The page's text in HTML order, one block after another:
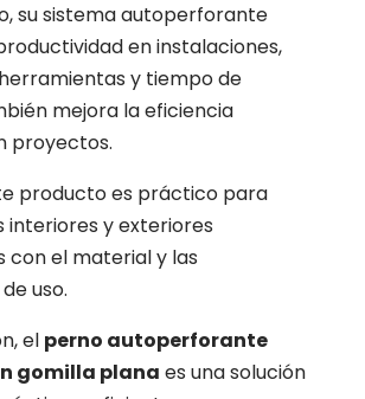
su sistema autoperforante
en instalaciones,
y tiempo de
mejora la eficiencia
proyectos.
producto es práctico para
interiores y exteriores
con el material y las
uso.
el perno autoperforante
gomilla plana es una solución